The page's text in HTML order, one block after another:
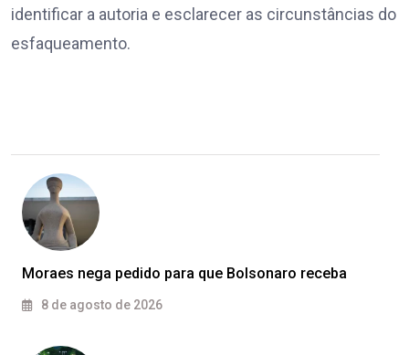
identificar a autoria e esclarecer as circunstâncias do
esfaqueamento.
Moraes nega pedido para que Bolsonaro receba
8 de agosto de 2026